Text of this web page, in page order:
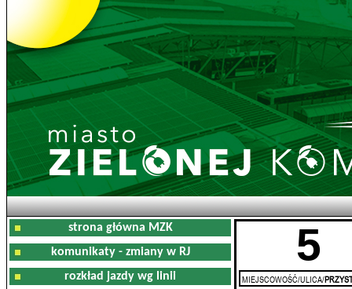
strona główna MZK
komunikaty - zmiany w RJ
rozkład jazdy wg linii
5
MIEJSCOWOŚĆ/ULICA/